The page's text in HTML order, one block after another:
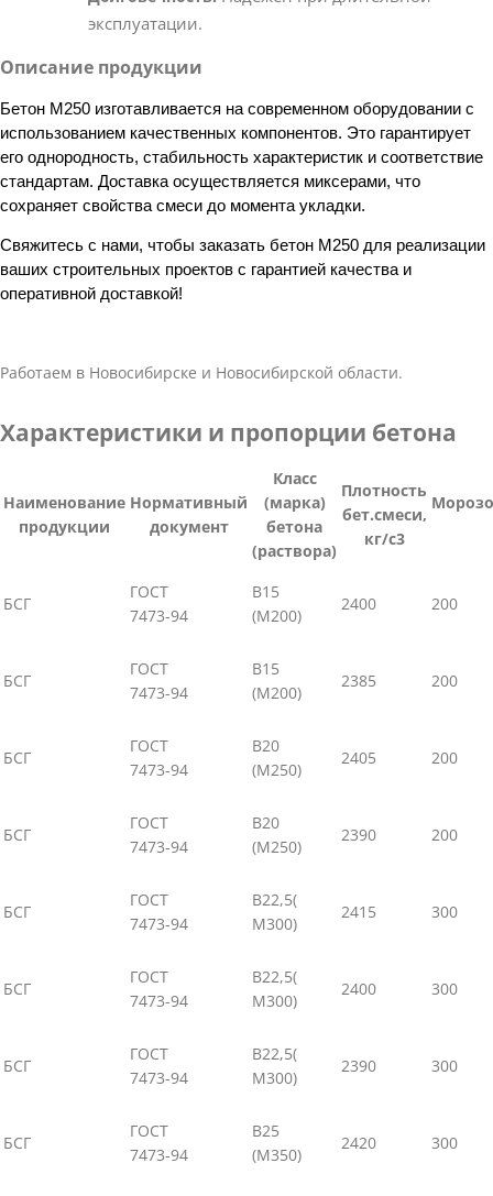
эксплуатации.
Описание продукции
Бетон М250 изготавливается на современном оборудовании с
использованием качественных компонентов. Это гарантирует
его однородность, стабильность характеристик и соответствие
стандартам. Доставка осуществляется миксерами, что
сохраняет свойства смеси до момента укладки.
Свяжитесь с нами, чтобы заказать бетон М250 для реализации
ваших строительных проектов с гарантией качества и
оперативной доставкой!
Работаем в Новосибирске и Новосибирской области.
Характеристики и пропорции бетона
Наименование
продукции
Нормативный
документ
Класс
(марка)
бетона
(раствора)
Плотность
бет.смеси,
кг/с3
БСГ
ГОСТ
7473-94
В15
(М200)
2400 200
БСГ
ГОСТ
7473-94
В15
(М200)
2385 200
БСГ
ГОСТ
7473-94
В20
(М250)
2405 200
БСГ
ГОСТ
7473-94
В20
(М250)
2390 200
БСГ
ГОСТ
7473-94
В22,5(
М300)
2415 300
БСГ
ГОСТ
7473-94
В22,5(
М300)
2400 300
БСГ
ГОСТ
7473-94
В22,5(
М300)
2390 300
БСГ
ГОСТ
7473-94
В25
(М350)
2420 300